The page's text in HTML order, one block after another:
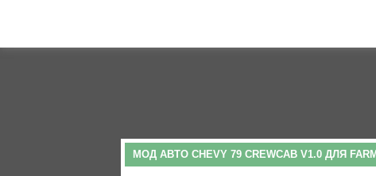
МОД АВТО CHEVY 79 CREWCAB V1.0 ДЛЯ